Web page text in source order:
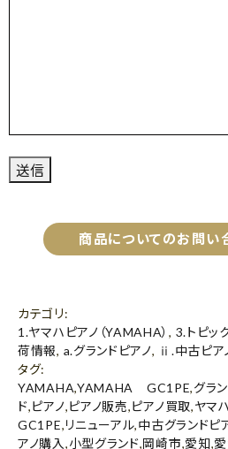
商品についてのお問い
カテゴリ:
1.ヤマハピアノ（YAMAHA）, 3.トピッ
荷情報, a.グランドピアノ, ⅱ.中古ピア
タグ:
YAMAHA,YAMAHA GC1PE,グラ
ド,ピアノ,ピアノ販売,ピアノ買取,ヤマハ
GC1PE,リニューアル,中古グランドピ
アノ購入,小型グランド,岡崎市,愛知,